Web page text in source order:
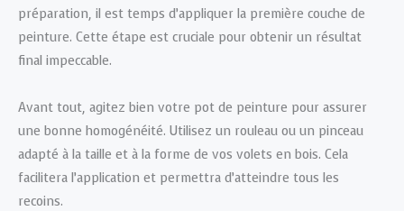
préparation, il est temps d’appliquer la première couche de
peinture. Cette étape est cruciale pour obtenir un résultat
final impeccable.
Avant tout, agitez bien votre pot de peinture pour assurer
une bonne homogénéité. Utilisez un rouleau ou un pinceau
adapté à la taille et à la forme de vos volets en bois. Cela
facilitera l’application et permettra d’atteindre tous les
recoins.